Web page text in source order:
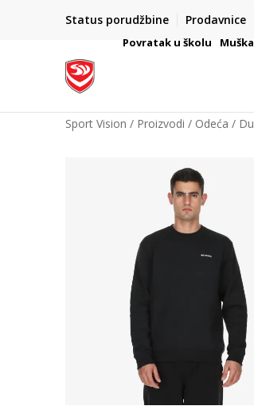
Status porudžbine Prodavnice
VAŽNO OBAVEŠTENJE
Povratak u školu
Sport Vision Proizvodi Odeća